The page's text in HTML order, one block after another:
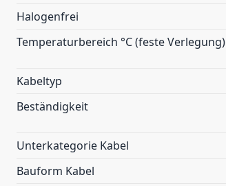
Halogenfrei
Temperaturbereich °C (feste Verlegung)
Kabeltyp
Beständigkeit
Unterkategorie Kabel
Bauform Kabel